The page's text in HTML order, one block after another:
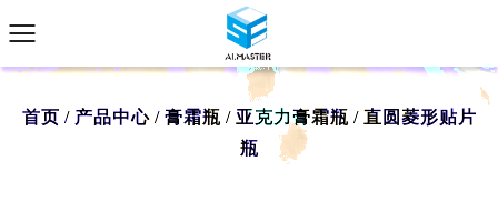
首页 /产品中心/膏霜瓶 /亚克力膏霜瓶 /直圆菱形贴片
瓶